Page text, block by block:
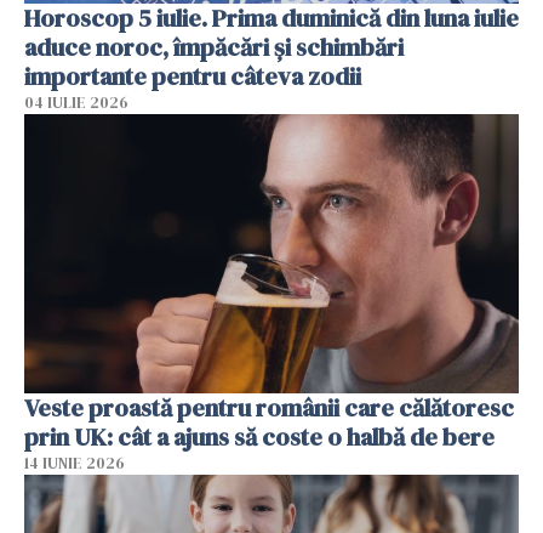
Horoscop 5 iulie. Prima duminică din luna iulie
aduce noroc, împăcări și schimbări
importante pentru câteva zodii
04 IULIE 2026
Veste proastă pentru românii care călătoresc
prin UK: cât a ajuns să coste o halbă de bere
14 IUNIE 2026